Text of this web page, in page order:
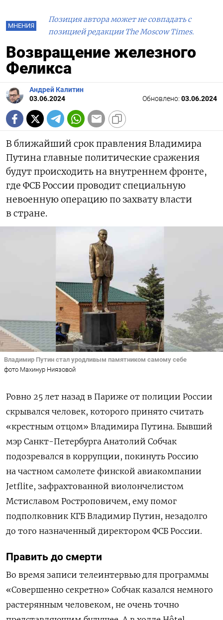
МНЕНИЯ
Позиция автора может не совпадать с
позицией редакции The Moscow Times.
Возвращение железного
Феликса
Андрей Калитин
03.06.2024
Обновлено: 03.06.2024
В ближайший срок правления Владимира
Путина главные политические сражения
будут происходить на внутреннем фронте,
где ФСБ России проводит специальную
невоенную операцию по захвату власти
в стране.
Владимир Путин стал уродливым памятником самому себе
фото Махинур Ниязовой
Ровно 25 лет назад в Париже от полиции России
скрывался человек, которого принято считать
«крестным отцом» Владимира Путина. Бывший
мэр Санкт-Петербурга Анатолий Собчак
подозревался в коррупции, покинуть Россию
на частном самолете финской авиакомпании
Jetflite, зафрахтованной виолончелистом
Мстиславом Ростроповичем, ему помог
подполковник КГБ Владимир Путин, незадолго
до того назначенный директором ФСБ России.
Править до смерти
Во время записи телеинтервью для программы
«Совершенно секретно» Собчак казался немного
растерянным человеком, не очень точно